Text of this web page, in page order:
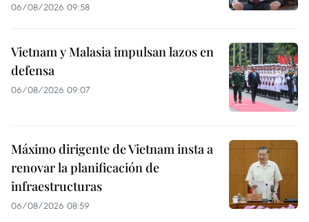
06/08/2026 09:58
Vietnam y Malasia impulsan lazos en
defensa
06/08/2026 09:07
Máximo dirigente de Vietnam insta a
renovar la planificación de
infraestructuras
06/08/2026 08:59